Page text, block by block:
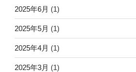
2025年6月 (1)
2025年5月 (1)
2025年4月 (1)
2025年3月 (1)